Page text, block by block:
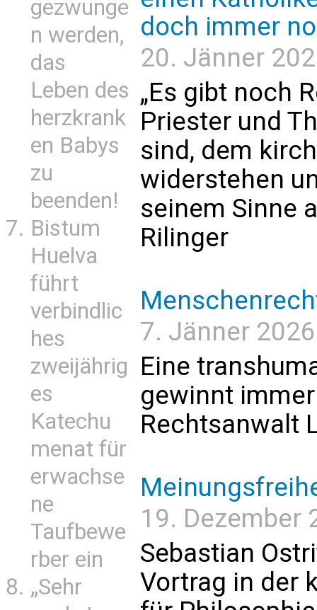
gezwunge
n werden,
das
Leben des
herzkrank
en Babys
zu
beenden!
Bistum
Huelva
führt
verbindlic
hes
zweijährig
es
Katechu
menat für
erwachse
ne
Taufbewe
rber ein
„Sehr
doch immer
20. Jänner
„Es gibt noch
Priester und
sind, dem
widerstehen
seinem Sinne
Rilinger
7. Jänner
Eine
gewinnt
Rechtsanwalt
19. Dezember
Sebastian
Vortrag in der